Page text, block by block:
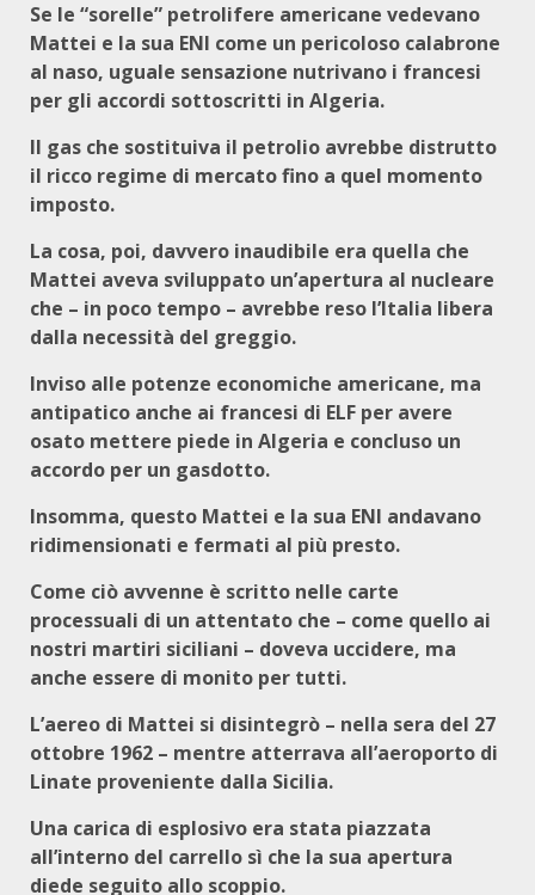
Se le “sorelle” petrolifere americane vedevano
Mattei e la sua ENI come un pericoloso calabrone
al naso, uguale sensazione nutrivano i francesi
per gli accordi sottoscritti in Algeria.
Il gas che sostituiva il petrolio avrebbe distrutto
il ricco regime di mercato fino a quel momento
imposto.
La cosa, poi, davvero inaudibile era quella che
Mattei aveva sviluppato un’apertura al nucleare
che – in poco tempo – avrebbe reso l’Italia libera
dalla necessità del greggio.
Inviso alle potenze economiche americane, ma
antipatico anche ai francesi di ELF per avere
osato mettere piede in Algeria e concluso un
accordo per un gasdotto.
Insomma, questo Mattei e la sua ENI andavano
ridimensionati e fermati al più presto.
Come ciò avvenne è scritto nelle carte
processuali di un attentato che – come quello ai
nostri martiri siciliani – doveva uccidere, ma
anche essere di monito per tutti.
L’aereo di Mattei si disintegrò – nella sera del 27
ottobre 1962 – mentre atterrava all’aeroporto di
Linate proveniente dalla Sicilia.
Una carica di esplosivo era stata piazzata
all’interno del carrello sì che la sua apertura
diede seguito allo scoppio.